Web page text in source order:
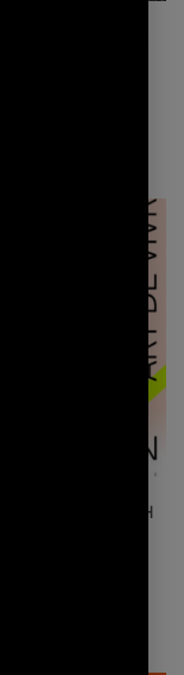
PAR LE FRENCH